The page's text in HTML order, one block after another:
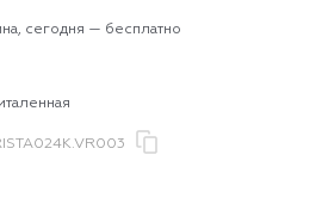
сегодня — бесплатно